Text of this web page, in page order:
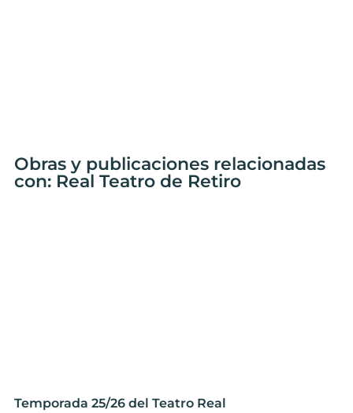
Obras y publicaciones relacionadas
con: Real Teatro de Retiro
Temporada 25/26 del Teatro Real